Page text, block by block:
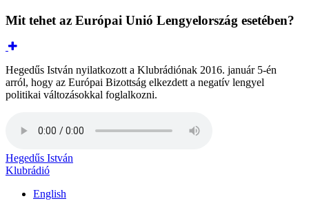
Mit tehet az Európai Unió Lengyelország esetében?
Hegedűs István nyilatkozott a Klubrádiónak 2016. január 5-én
arról, hogy az Európai Bizottság elkezdett a negatív lengyel
politikai változásokkal foglalkozni.
Hegedűs István
Klubrádió
English